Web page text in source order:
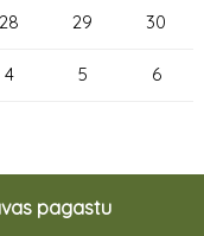
28 29 30
4 5 6
pagastu